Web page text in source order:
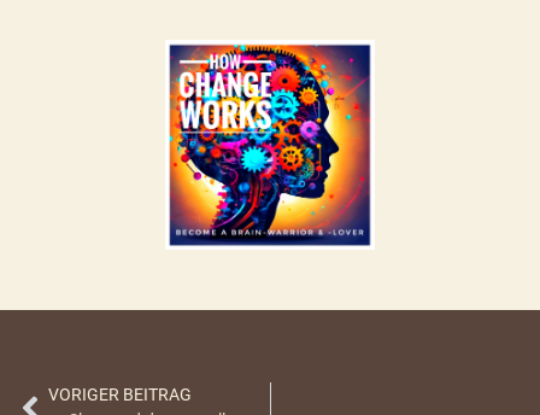
VORIGER BEITRAG